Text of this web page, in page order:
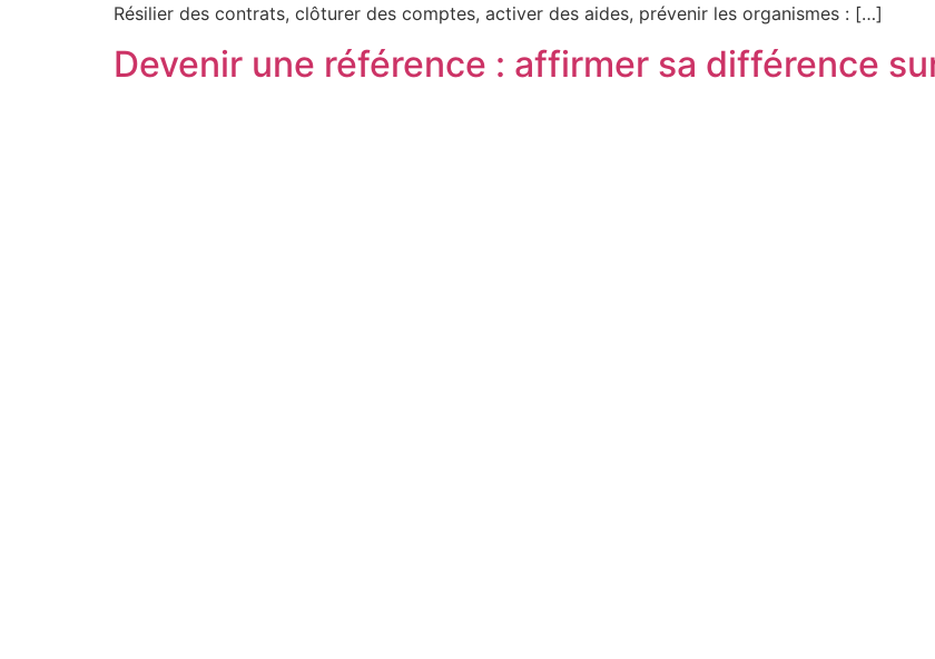
Résilier des contrats, clôturer des comptes, activer des aides, prévenir les organismes : […]
Devenir une référence : affirmer sa différence